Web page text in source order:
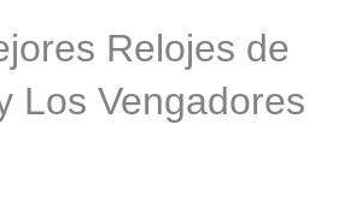
Relojes de
Los Vengadores